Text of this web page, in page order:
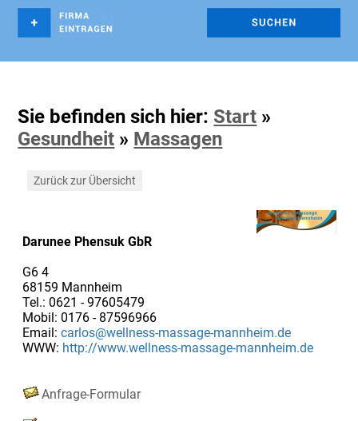
Sie befinden sich hier: Start »
Gesundheit » Massagen
Zurück zur Übersicht
Darunee Phensuk GbR
G6 4
68159 Mannheim
Tel.: 0621 - 97605479
Mobil: 0176 - 87596966
Email: carlos@wellness-massage-mannheim.de
WWW: http://www.wellness-massage-mannheim.de
Anfrage-Formular